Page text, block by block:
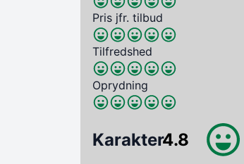
Pris jfr. tilbud
Tilfredshed
Oprydning
Karakter4.8